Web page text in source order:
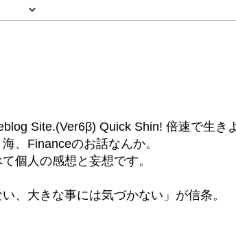
Site.(Ver6β) Quick Shin! 倍速で生き
、Financeのお話なんか。
個人の感想と妄想です。
、大きな事には気づかない」が信条。